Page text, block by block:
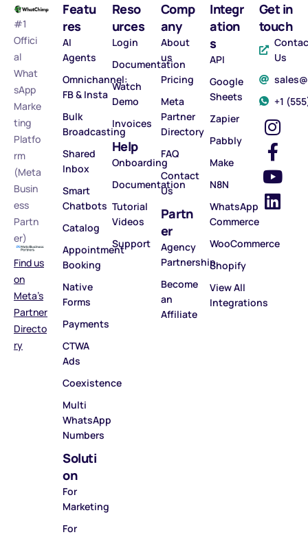
#1
Offici
al
What
sApp
Marke
ting
Platfo
rm
(Meta
Busin
ess
Partn
er)
Find us
on
Meta’s
Partner
Directo
ry
Featu
res
AI
Agents
Omnichannel:
FB & Insta
Bulk
Broadcasting
Shared
Inbox
Smart
Chatbots
Catalog
Appointment
Booking
Native
Forms
Payments
CTWA
Ads
Coexistence
Multi
WhatsApp
Numbers
Soluti
on
For
Marketing
For
Reso
urces
Login
Documentation
Watch
Demo
Invoices
Help
Onboarding
Documentation
Tutorial
Videos
Support
Comp
any
About
us
Pricing
Meta
Partner
Directory
FAQ
Contact
Us
Partn
er
Agency
Partnership
Become
an
Affiliate
Integr
ation
s
API
Google
Sheets
Zapier
Pabbly
Make
N8N
WhatsApp
Commerce
WooCommerce
Shopify
View All
Integrations
Get in
touch
Us
‪+1